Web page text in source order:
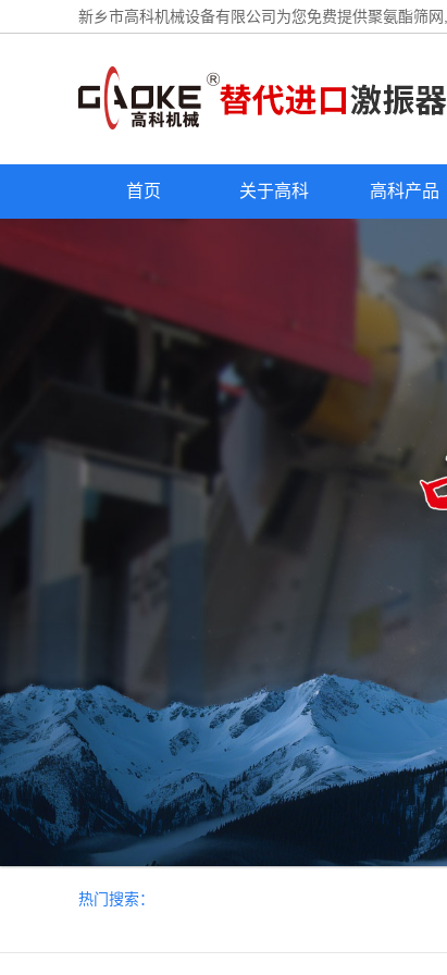
新乡市高科机械设备有限公司为您免费提供聚氨酯筛网
首页 关于高科 高科产品
热门搜索：